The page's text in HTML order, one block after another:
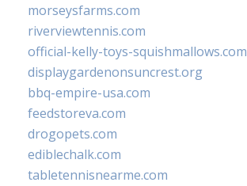
morseysfarms.com
riverviewtennis.com
official-kelly-toys-squishmallows.com
displaygardenonsuncrest.org
bbq-empire-usa.com
feedstoreva.com
drogopets.com
ediblechalk.com
tabletennisnearme.com